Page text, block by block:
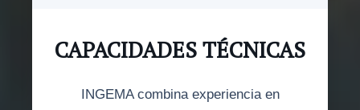
CAPACIDADES TÉCNICAS
INGEMA combina experiencia en